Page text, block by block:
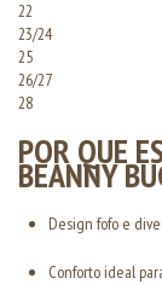
22
23/24
25
26/27
28
POR QUE
BEANNY
Design fofo e
Conforto ideal